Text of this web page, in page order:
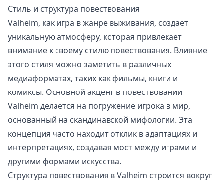
Стиль и структура повествования
Valheim, как игра в жанре выживания, создает
уникальную атмосферу, которая привлекает
внимание к своему стилю повествования. Влияние
этого стиля можно заметить в различных
медиаформатах, таких как фильмы, книги и
комиксы. Основной акцент в повествовании
Valheim делается на погружение игрока в мир,
основанный на скандинавской мифологии. Эта
концепция часто находит отклик в адаптациях и
интерпретациях, создавая мост между играми и
другими формами искусства.
Структура повествования в Valheim строится вокруг